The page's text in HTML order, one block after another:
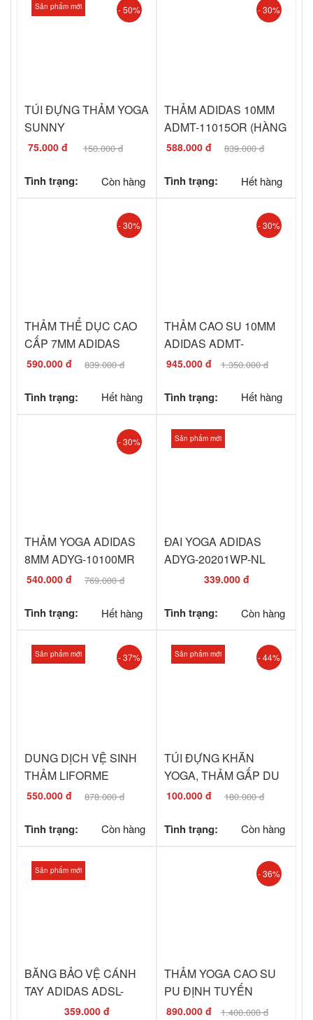
Sản phẩm mới - 50%
TÚI ĐỰNG THẢM YOGA
SUNNY
75.000 đ 150.000 đ
Tình trạng: Còn hàng
- 30%
THẢM ADIDAS 10MM
ADMT-11015OR (HÀNG
TRƯNG BÀY)
588.000 đ 839.000 đ
Tình trạng: Hết hàng
- 30%
THẢM THỂ DỤC CAO
CẤP 7MM ADIDAS
ADMT-11014GR (
590.000 đ 839.000 đ
Tình trạng: Hết hàng
- 30%
THẢM CAO SU 10MM
ADIDAS ADMT-
12235GR (HÀNG
945.000 đ 1.350.000 đ
Tình trạng: Hết hàng
- 30%
THẢM YOGA ADIDAS
8MM ADYG-10100MR
TÍM MẬN - HÀNG
540.000 đ 769.000 đ
Tình trạng: Hết hàng
Sản phẩm mới
ĐAI YOGA ADIDAS
ADYG-20201WP-NL
339.000 đ
Tình trạng: Còn hàng
Sản phẩm mới - 37%
DUNG DỊCH VỆ SINH
THẢM LIFORME
550.000 đ 878.000 đ
Tình trạng: Còn hàng
Sản phẩm mới - 44%
TÚI ĐỰNG KHĂN
YOGA, THẢM GẤP DU
LỊCH PROLITE
100.000 đ 180.000 đ
Tình trạng: Còn hàng
Sản phẩm mới
BĂNG BẢO VỆ CÁNH
TAY ADIDAS ADSL-
1301BK359.000 đ
- 36%
THẢM YOGA CAO SU
PU ĐỊNH TUYẾN
SUNNY GOLD 2024
890.000 đ 1.400.000 đ